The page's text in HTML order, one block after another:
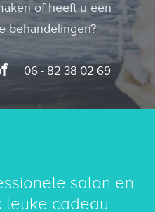
of heeft u een
behandelingen?
06 - 82 38 02 69
salon en
leuke cadeau